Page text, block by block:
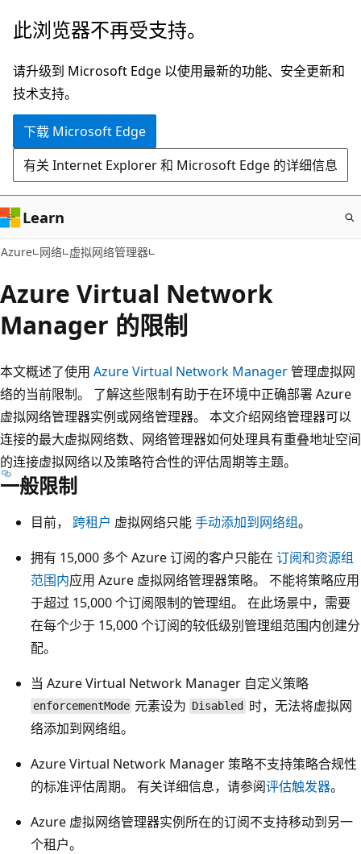
跳
主
要
内
此浏览器不再受支持。
请升级到 Microsoft Edge 以使用最新的功能、安全更新和
技术支持。
下载 Microsoft Edge
有关 Internet Explorer 和 Microsoft Edge 的详细信息
Learn
Azure 网络 虚拟网络管理器
Azure Virtual Network
Manager 的限制
本文概述了使用 Azure Virtual Network Manager 管理虚拟网
络的当前限制。 了解这些限制有助于在环境中正确部署 Azure
虚拟网络管理器实例或网络管理器。 本文介绍网络管理器可以
连接的最大虚拟网络数、网络管理器如何处理具有重叠地址空间
的连接虚拟网络以及策略符合性的评估周期等主题。
一般限制
目前， 跨租户 虚拟网络只能手动添加到网络组。
拥有 15,000 多个 Azure 订阅的客户只能在 订阅和资源组
范围内应用 Azure 虚拟网络管理器策略。 不能将策略应用
于超过 15,000 个订阅限制的管理组。 在此场景中，需要
在每个少于 15,000 个订阅的较低级别管理组范围内创建分
配。
当 Azure Virtual Network Manager 自定义策略
enforcementMode 元素设为 Disabled
时，无法将虚拟网
络添加到网络组。
Azure Virtual Network Manager 策略不支持策略合规性
的标准评估周期。 有关详细信息，请参阅评估触发器。
Azure 虚拟网络管理器实例所在的订阅不支持移动到另一
个租户。